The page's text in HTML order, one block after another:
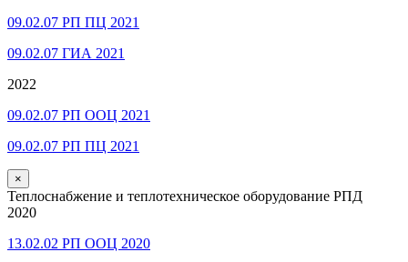
09.02.07 РП ПЦ 2021
09.02.07 ГИА 2021
2022
09.02.07 РП ООЦ 2021
09.02.07 РП ПЦ 2021
×
Теплоснабжение и теплотехническое оборудование РПД
2020
13.02.02 РП ООЦ 2020